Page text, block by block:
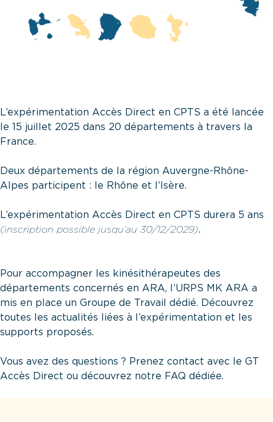
L’expérimentation Accès Direct en CPTS a été lancée
le 15 juillet 2025 dans 20 départements à travers la
France.
Deux départements de la région Auvergne-Rhône-
Alpes participent : le Rhône et l’Isère.
L’expérimentation Accès Direct en CPTS durera 5 ans
(inscription possible jusqu’au 30/12/2029).
Pour accompagner les kinésithérapeutes des
départements concernés en ARA, l’URPS MK ARA a
mis en place un Groupe de Travail dédié. Découvrez
toutes les actualités liées à l’expérimentation et les
supports proposés.
Vous avez des questions ? Prenez contact avec le GT
Accès Direct ou découvrez notre FAQ dédiée.